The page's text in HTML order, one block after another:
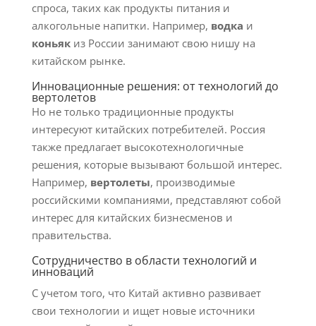
спроса, таких как продукты питания и
алкогольные напитки. Например, водка и
коньякиз России занимают свою нишу на
китайском рынке.
Инновационные решения: от технологий до
вертолетов
Но не только традиционные продукты
интересуют китайских потребителей. Россия
также предлагает высокотехнологичные
решения, которые вызывают большой интерес.
Например, вертолеты, производимые
российскими компаниями, представляют собой
интерес для китайских бизнесменов и
правительства.
Сотрудничество в области технологий и
инноваций
С учетом того, что Китай активно развивает
свои технологии и ищет новые источники